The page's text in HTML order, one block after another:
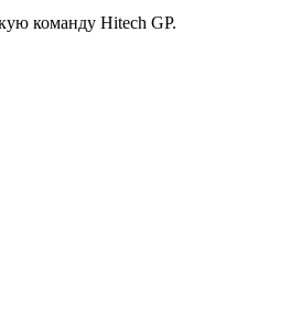
команду Hitech GP.